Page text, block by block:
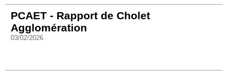
PCAET - Rapport de Cholet
Agglomération
03/02/2026